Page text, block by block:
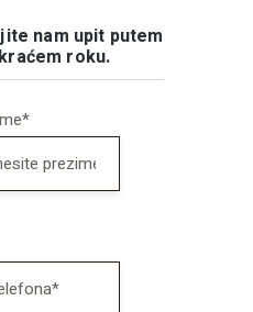
nam upit putem
roku.